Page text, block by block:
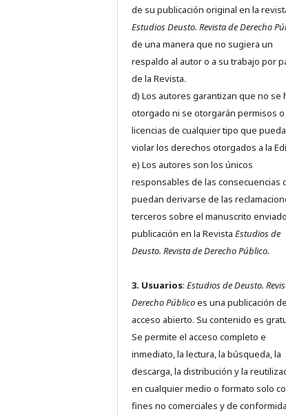
de su publicación original en la
Estudios Deusto. Revista de Derecho
de una manera que no sugiera un
respaldo al autor o a su trabajo por
de la Revista.
d) Los autores garantizan que no se
otorgado ni se otorgarán permisos o
licencias de cualquier tipo que
violar los derechos otorgados a la
e) Los autores son los únicos
responsables de las consecuencias
puedan derivarse de las
terceros sobre el manuscrito
publicación en la Revista Estudios de
Deusto. Revista de Derecho Público.
3. Usuarios: Estudios de Deusto.
Derecho Públicoes una publicación de
acceso abierto. Su contenido es
Se permite el acceso completo e
inmediato, la lectura, la búsqueda, la
descarga, la distribución y la
en cualquier medio o formato solo
fines no comerciales y de